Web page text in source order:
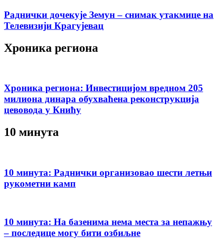
Раднички дочекује Земун – снимак утакмице на
Телевизији Крагујевац
Хроника региона
Хроника региона: Инвестицијом вредном 205
милиона динара обухваћена реконструкција
цевовода у Книћу
10 минута
10 минута: Раднички организовао шести летњи
рукометни камп
10 минута: На базенима нема места за непажњу
– последице могу бити озбиљне